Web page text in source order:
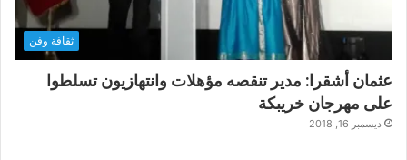
ثقافة وفن
عثمان أشقرا: مدير تنقصه مؤهلات وانتهازيون تسلطوا
على مهرجان خريبكة
ديسمبر 16, 2018